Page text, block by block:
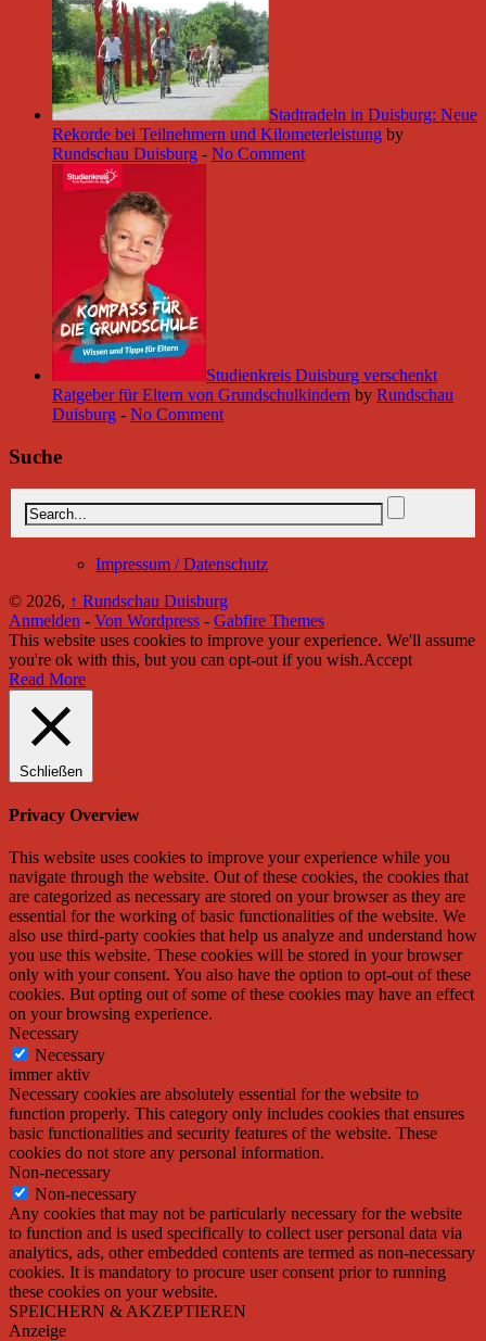
Stadtradeln in Duisburg: Neue
Rekorde bei Teilnehmern und Kilometerleistung by
Rundschau Duisburg - No Comment
Studienkreis Duisburg verschenkt
Ratgeber für Eltern von Grundschulkindern by Rundschau
Duisburg - No Comment
Suche
Impressum / Datenschutz
© 2026, ↑ Rundschau Duisburg
Anmelden - Von Wordpress - Gabfire Themes
This website uses cookies to improve your experience. We'll assume
you're ok with this, but you can opt-out if you wish.Accept
Read More
Schließen
Privacy Overview
This website uses cookies to improve your experience while you
navigate through the website. Out of these cookies, the cookies that
are categorized as necessary are stored on your browser as they are
essential for the working of basic functionalities of the website. We
also use third-party cookies that help us analyze and understand how
you use this website. These cookies will be stored in your browser
only with your consent. You also have the option to opt-out of these
cookies. But opting out of some of these cookies may have an effect
on your browsing experience.
Necessary
Necessary
immer aktiv
Necessary cookies are absolutely essential for the website to
function properly. This category only includes cookies that ensures
basic functionalities and security features of the website. These
cookies do not store any personal information.
Non-necessary
Non-necessary
Any cookies that may not be particularly necessary for the website
to function and is used specifically to collect user personal data via
analytics, ads, other embedded contents are termed as non-necessary
cookies. It is mandatory to procure user consent prior to running
these cookies on your website.
SPEICHERN & AKZEPTIEREN
Anzeige